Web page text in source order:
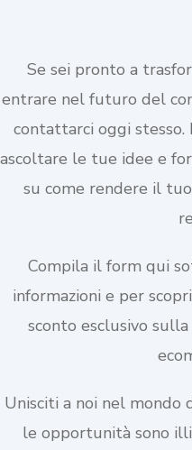
Se sei pronto a
entrare nel futuro del
contattarci oggi
ascoltare le tue idee e
su come rendere il
Compila il form qui
informazioni e per
sconto esclusivo
Unisciti a noi nel mondo
le opportunità sono